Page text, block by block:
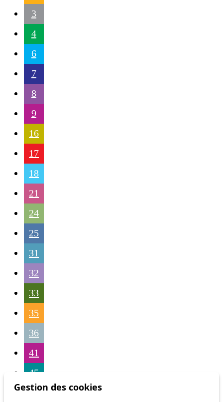
3
4
6
7
8
9
16
17
18
21
24
25
31
32
33
35
36
41
45
46
Gestion des cookies